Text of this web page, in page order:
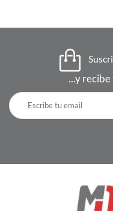
...y